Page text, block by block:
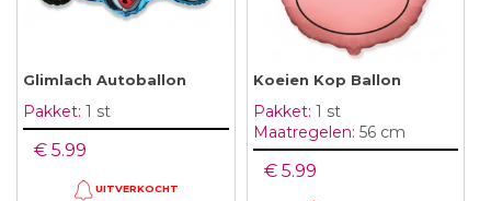
Glimlach Autoballon
Pakket: 1 st
€ 5.99
UITVERKOCHT
Koeien Kop Ballon
Pakket: 1 st
Maatregelen: 56 cm
€ 5.99